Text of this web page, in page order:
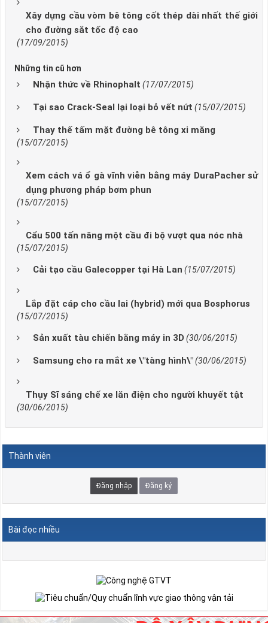
Xây dựng cầu vòm bê tông cốt thép dài nhất thế giới
cho đường sắt tốc độ cao
(17/09/2015)
Những tin cũ hơn
Nhận thức về Rhinophalt (17/07/2015)
Tại sao Crack-Seal lại loại bỏ vết nứt (15/07/2015)
Thay thế tấm mặt đường bê tông xi măng
(15/07/2015)
Xem cách vá ổ gà vĩnh viễn bằng máy DuraPacher sử
dụng phương pháp bơm phun
(15/07/2015)
Cẩu 500 tấn nâng một cầu đi bộ vượt qua nóc nhà
(15/07/2015)
Cải tạo cầu Galecopper tại Hà Lan (15/07/2015)
Lắp đặt cáp cho cầu lai (hybrid) mới qua Bosphorus
(15/07/2015)
Sản xuất tàu chiến bằng máy in 3D (30/06/2015)
Samsung cho ra mắt xe \"tàng hình\"(30/06/2015)
Thụy Sĩ sáng chế xe lăn điện cho người khuyết tật
(30/06/2015)
Thành viên
Đăng nhập Đăng ký
Bài đọc nhiều